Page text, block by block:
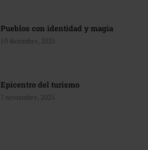
Pueblos con identidad y magia
10 diciembre, 2025
Epicentro del turismo
7 noviembre, 2025